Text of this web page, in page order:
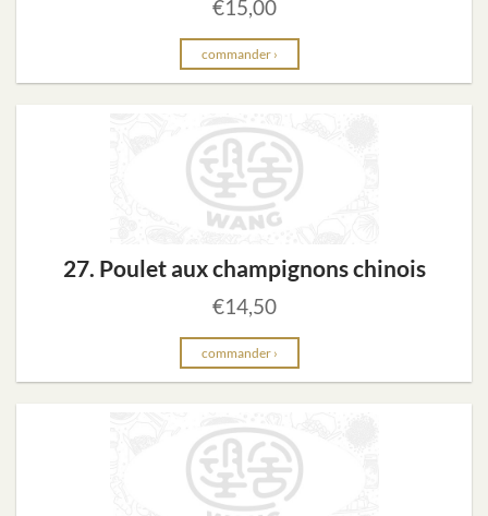
€15,00
commander ›
27. Poulet aux champignons chinois
€14,50
commander ›